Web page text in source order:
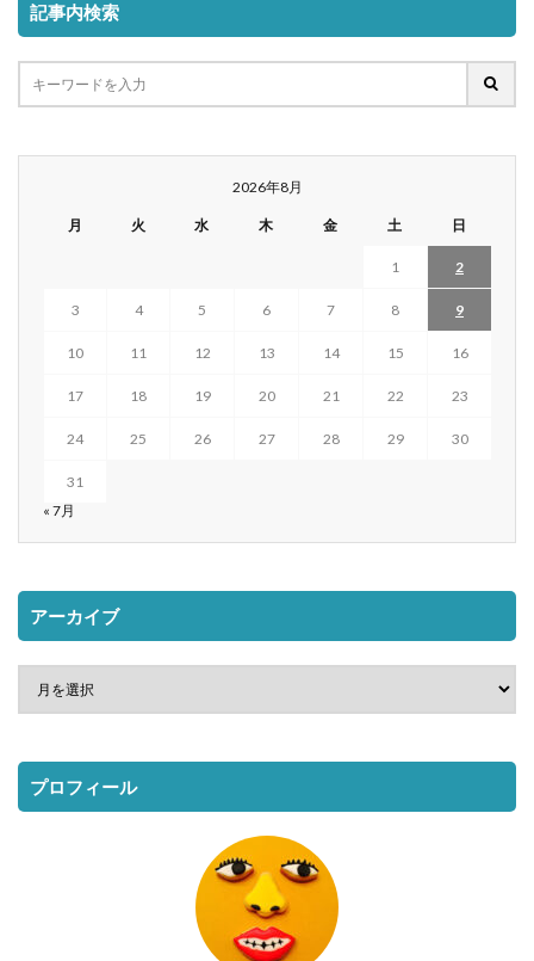
記事内検索
2026年8月
月 火 水 木 金 土 日
1 2
3 4 5 6 7 8 9
10 11 12 13 14 15 16
17 18 19 20 21 22 23
24 25 26 27 28 29 30
31
« 7月
アーカイブ
プロフィール